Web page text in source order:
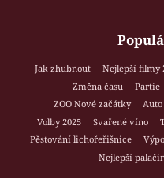
Jak zhubnout Nejlepší filmy
Změna času
Partie
ZOO Nové začátky
Auto
Volby 2025
Svařené víno
Pěstování lichořeřišnice
Nejlepší